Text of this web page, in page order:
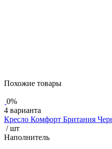
Похожие товары
0%
4 варианта
Кресло Комфорт Британия
/ шт
Наполнитель